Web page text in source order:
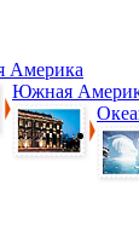
Америка
Южная